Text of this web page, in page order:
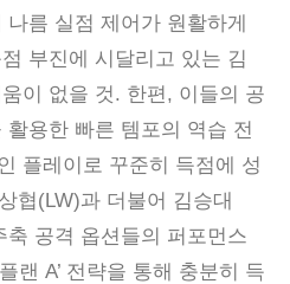
름 실점 제어가 원활하게
부진에 시달리고 있는 김
이 없을 것. 한편, 이들의 공
용한 빠른 템포의 역습 전
플레이로 꾸준히 득점에 성
협(LW)과 더불어 김승대
공격 옵션들의 퍼포먼스
랜 A’ 전략을 통해 충분히 득